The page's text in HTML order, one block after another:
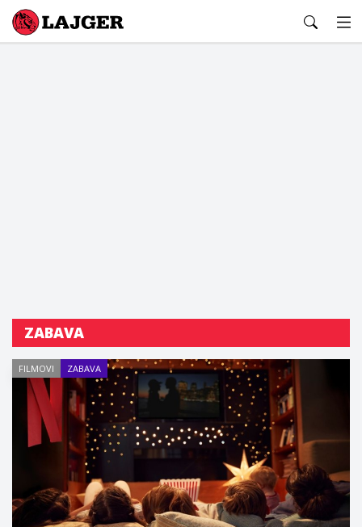
Lajger
ZABAVA
FILMOVI ZABAVA